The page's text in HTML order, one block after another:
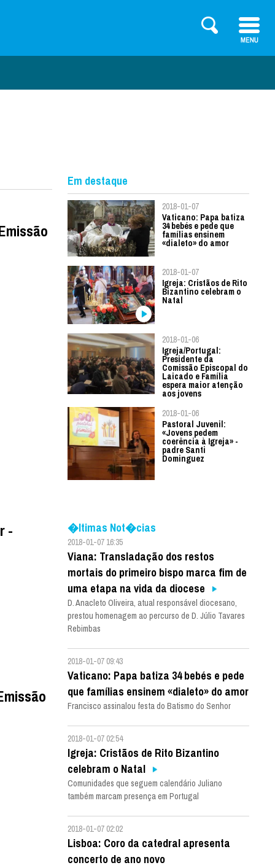
-
Em destaque
2018-01-07
Vaticano: Papa batiza
34 bebés e pede que
famílias ensinem
«dialeto» do amor
2018-01-07
Igreja: Cristãos de Rito
Bizantino celebram o
Natal
2018-01-06
Igreja/Portugal:
Presidente da
Comissão Episcopal do
Laicado e Família
espera maior atenção
aos jovens
2018-01-06
Pastoral Juvenil:
«Jovens pedem
coerência à Igreja» -
padre Santi
Dominguez
�ltimas Not�cias
2018-01-07 16:35
Viana: Transladação dos restos
mortais do primeiro bispo marca fim de
uma etapa na vida da diocese
D. Anacleto Oliveira, atual responsável diocesano,
prestou homenagem ao percurso de D. Júlio Tavares
Rebimbas
2018-01-07 09:43
Vaticano: Papa batiza 34 bebés e pede
que famílias ensinem «dialeto» do amor
Francisco assinalou festa do Batismo do Senhor
2018-01-07 02:54
Igreja: Cristãos de Rito Bizantino
celebram o Natal
Comunidades que seguem calendário Juliano
também marcam presença em Portugal
2018-01-07 02:02
Lisboa: Coro da catedral apresenta
concerto de ano novo